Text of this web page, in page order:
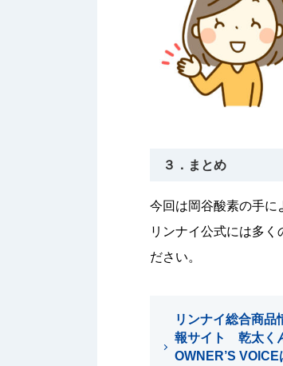
３．まとめ
今回は岡谷酸素の手に
リンナイ公式には多
ださい。
リンナイ総合商品
報サイト 乾太く
OWNER’S VOICE